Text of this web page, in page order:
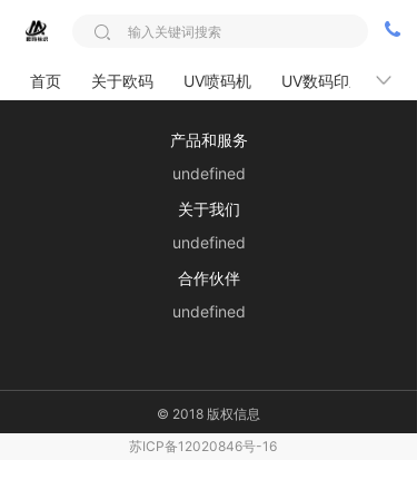
首页 关于欧码 UV喷码机 UV数码印刷机
产品和服务
undefined
关于我们
undefined
合作伙伴
undefined
© 2018 版权信息
苏ICP备12020846号-16